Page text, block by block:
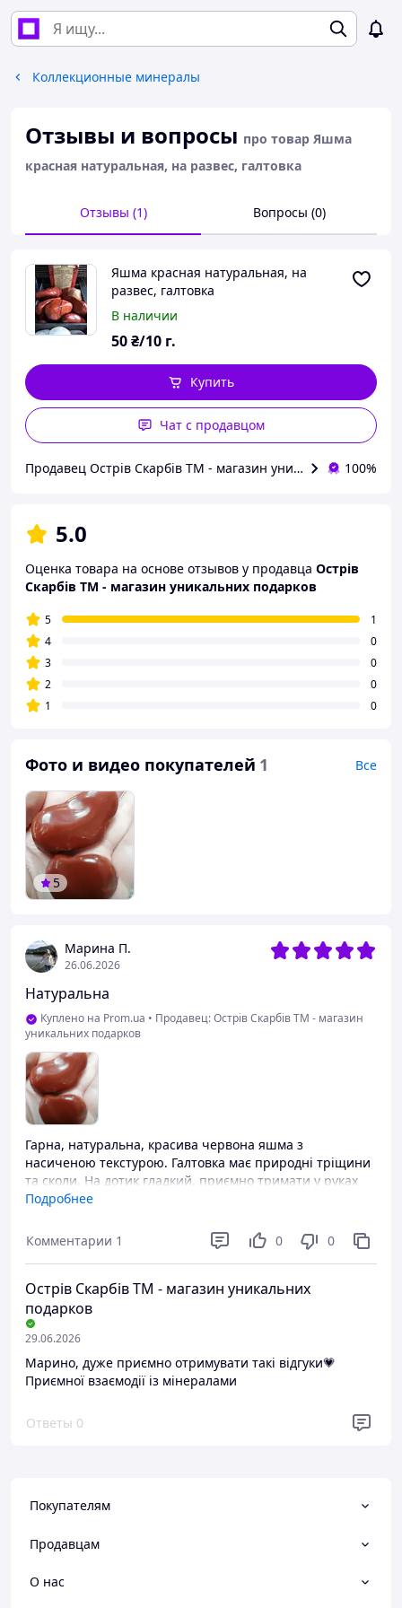
Коллекционные минералы
Отзывы и вопросы про товар Яшма
красная натуральная, на развес, галтовка
Отзывы (1) Вопросы (0)
Марина П.
26.06.2026
Натуральна
Куплено на Prom.ua • Продавец: Острів Скарбів ТМ - магазин
уникальних подарков
Гарна, натуральна, красива червона яшма з
насиченою текстурою. Галтовка має природні тріщини
та сколи. На дотик гладкий, приємно тримати у руках
під час медитації. Прекрасно підходять для роботи та
Преимущества
Натуральна
Недостатки
Немає
Подробнее
Комментарии 1 0 0
Острів Скарбів ТМ - магазин уникальних
подарков
29.06.2026
Марино, дуже приємно отримувати такі відгуки💗
Приємної взаємодії із мінералами
Ответы 0
Яшма красная натуральная, на
развес, галтовка
В наличии
50₴/10 г.
Купить
Чат с продавцом
Продавец Острів Скарбів ТМ - магазин уникальних100%
5.0
Оценка товара на основе отзывов у продавца Острів
Скарбів ТМ - магазин уникальних подарков
5
1
4
0
3
0
2
0
1
0
Фото и видео покупателей 1 Все
5
Покупателям
Продавцам
О нас